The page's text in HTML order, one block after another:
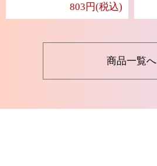
803円(税込)
商品一覧へ